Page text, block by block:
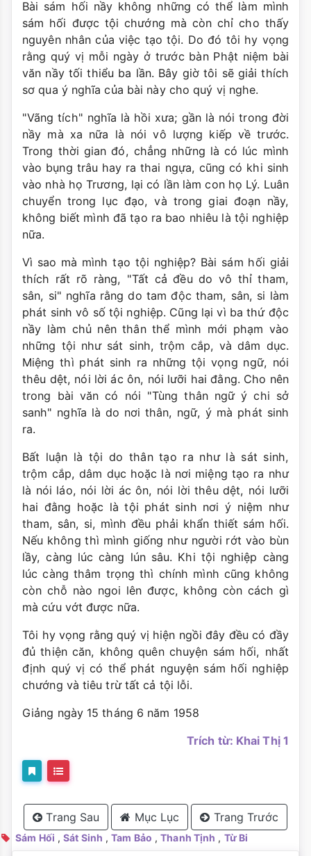
Bài sám hối nầy không những có thể làm mình
sám hối được tội chướng mà còn chỉ cho thấy
nguyên nhân của việc tạo tội. Do đó tôi hy vọng
rằng quý vị mỗi ngày ở trước bàn Phật niệm bài
văn nầy tối thiểu ba lần. Bây giờ tôi sẽ giải thích
sơ qua ý nghĩa của bài này cho quý vị nghe.
"Vãng tích" nghĩa là hồi xưa; gần là nói trong đời
nầy mà xa nữa là nói vô lượng kiếp về trước.
Trong thời gian đó, chẳng những là có lúc mình
vào bụng trâu hay ra thai ngựa, cũng có khi sinh
vào nhà họ Trương, lại có lần làm con họ Lý. Luân
chuyển trong lục đạo, và trong giai đoạn nầy,
không biết mình đã tạo ra bao nhiêu là tội nghiệp
nữa.
Vì sao mà mình tạo tội nghiệp? Bài sám hối giải
thích rất rõ ràng, "Tất cả đều do vô thỉ tham,
sân, si" nghĩa rằng do tam độc tham, sân, si làm
phát sinh vô số tội nghiệp. Cũng lại vì ba thứ độc
nầy làm chủ nên thân thể mình mới phạm vào
những tội như sát sinh, trộm cắp, và dâm dục.
Miệng thì phát sinh ra những tội vọng ngữ, nói
thêu dệt, nói lời ác ôn, nói lưỡi hai đằng. Cho nên
trong bài văn có nói "Tùng thân ngữ ý chi sở
sanh" nghĩa là do nơi thân, ngữ, ý mà phát sinh
ra.
Bất luận là tội do thân tạo ra như là sát sinh,
trộm cắp, dâm dục hoặc là nơi miệng tạo ra như
là nói láo, nói lời ác ôn, nói lời thêu dệt, nói lưỡi
hai đằng hoặc là tội phát sinh nơi ý niệm như
tham, sân, si, mình đều phải khẩn thiết sám hối.
Nếu không thì mình giống như người rớt vào bùn
lầy, càng lúc càng lún sâu. Khi tội nghiệp càng
lúc càng thâm trọng thì chính mình cũng không
còn chỗ nào ngoi lên được, không còn cách gì
mà cứu vớt được nữa.
Tôi hy vọng rằng quý vị hiện ngồi đây đều có đầy
đủ thiện căn, không quên chuyện sám hối, nhất
định quý vị có thể phát nguyện sám hối nghiệp
chướng và tiêu trừ tất cả tội lỗi.
Giảng ngày 15 tháng 6 năm 1958
Trích từ: Khai Thị 1
Trang Sau Mục Lục Trang Trước
Sám Hối ,Sát Sinh ,Tam Bảo ,Thanh Tịnh , Từ Bi